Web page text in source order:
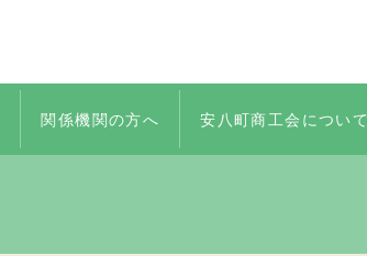
関係機関の方へ 安八町商工会について